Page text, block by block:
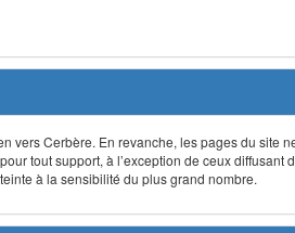
Cerbère. En revanche, les pages du site
tout support, à l’exception de ceux
à la sensibilité du plus grand nombre.